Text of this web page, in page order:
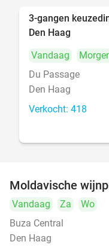
3-gangen
Den Haag
Vandaag
Du Passage
Den Haag
Verkocht: 418
Moldavische
Vandaag Za
Wo
Buza Central
Den Haag